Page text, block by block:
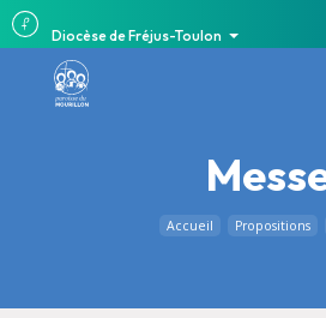
Diocèse de Fréjus-Toulon
Accueil Propositions